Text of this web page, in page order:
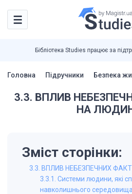
Бібліотека Studies працює за
Головна Підручники Безпека
3.3. ВПЛИВ
НА
Зміст сторінки:
3.3. ВПЛИВ НЕБЕЗПЕЧНИХ
3.3.1. Системи людини, які
навколишнього середовища